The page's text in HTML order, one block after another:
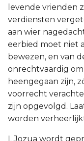
levende vrienden
verdiensten
aan wier
eerbied moet niet
bewezen, en van
onrechtvaardig
heengegaan zijn,
voorrecht
zijn opgevolgd.
worden
I. Jozua wordt